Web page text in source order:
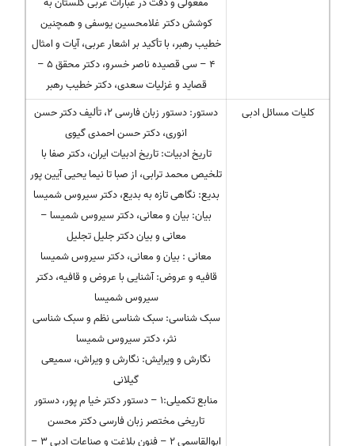
کوشش دکتر غلامحسین یوسفی و همچنین
خطیب رهبر، با تأکید بر اشعار عربی، آیات و امثال
۴ – سی قصیده ناصر خسرو، دکتر محقق ۵ –
قصاید و غزلیات سعدی، دکتر خطیب رهبر
کلیات مسائل ادبی
دستور: دستور زبان فارسی ۲، تألیف دکتر حسن
انوری، دکتر حسن احمدی گیوی
تاریخ ادبیات: تاریخ ادبیات ایران، دکتر صفا با
تلخیص محمد ترابی، از صبا تا نیما یحیی آیین پور
بدیع: نگاهی تازه به بدیع، دکتر سیروس شمیسا
بیان: بیان و معانی، دکتر سیروس شمیسا –
معانی و بیان دکتر جلیل تجلیل
معانی : بیان و معانی، دکتر سیروس شمیسا
قافیه و عروض: آشنایی با عروض و قافیه، دکتر
سیروس شمیسا
سبک شناسی: سبک شناسی نظم و سبک شناسی
نثر، دکتر سیروس شمیسا
نگارش و ویرایش: نگارش و ویراش، سمیعی
گیلانی
منابع تکمیلی:۱ – دستور دکتر خیا م پور، دستور
تاریخی مختصر زبان فارسی دکتر محسن
ابوالقاسمی ۲ – فنون بلاغت و صناعات ادبی ۳ –